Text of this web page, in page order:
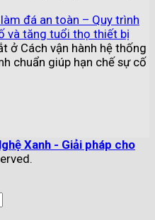
đá an toàn – Quy trình
và tăng tuổi thọ thiết bị
ở Cách vận hành hệ thống
chuẩn giúp hạn chế sự cố
Xanh - Giải pháp cho